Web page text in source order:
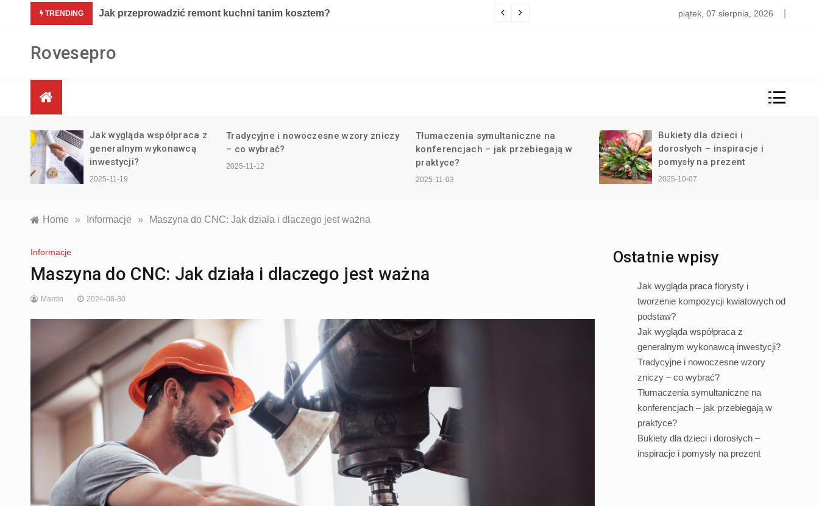
TRENDING
kosztem? Ile kosztuje remont łazienki w bloku? Planujesz budowę
piątek, 07 sierpnia, 2026
Rovesepro
wygląda współpraca z
wykonawcą
11-19
Tradycyjne i nowoczesne wzory zniczy
– co wybrać?
2025-11-12
Tłumaczenia symultaniczne na
konferencjach – jak przebiegają w
Bukiety dla dzieci i
dorosłych – inspiracje i
pomysły na prezent
miejsce
Home » Informacje » Maszyna do CNC: Jak działa i dlaczego jest ważna
Informacje
Maszyna do CNC: Jak działa i dlaczego jest ważna
Marcin 2024-08-30
Ostatnie wpisy
Jak wygląda praca florysty i
tworzenie kompozycji kwiatowych od
podstaw?
Jak wygląda współpraca z
generalnym wykonawcą inwestycji?
Tradycyjne i nowoczesne wzory
zniczy – co wybrać?
Tłumaczenia symultaniczne na
konferencjach – jak przebiegają w
praktyce?
Bukiety dla dzieci i dorosłych –
inspiracje i pomysły na prezent